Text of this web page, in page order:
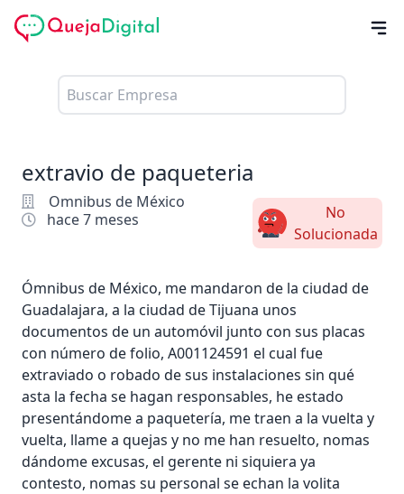
extravio de paqueteria
Omnibus de México
hace 7 meses
No
Solucionada
Ómnibus de México, me mandaron de la ciudad de
Guadalajara, a la ciudad de Tijuana unos
documentos de un automóvil junto con sus placas
con número de folio, A001124591 el cual fue
extraviado o robado de sus instalaciones sin qué
asta la fecha se hagan responsables, he estado
presentándome a paquetería, me traen a la vuelta y
vuelta, llame a quejas y no me han resuelto, nomas
dándome excusas, el gerente ni siquiera ya
contesto, nomas su personal se echan la volita